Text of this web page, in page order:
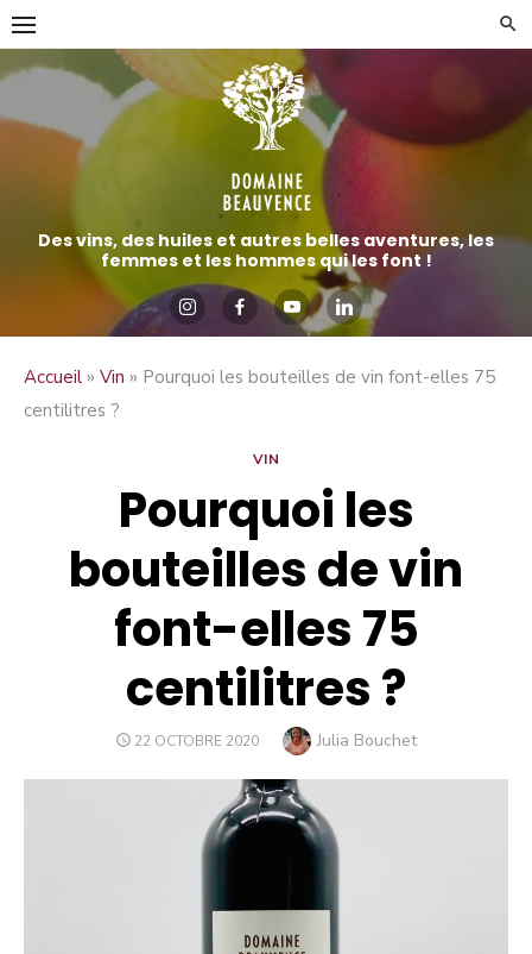
Aller
directement
au
contenu
Des vins, des huiles et autres belles aventures, les
femmes et les hommes qui les font !
Accueil » Vin » Pourquoi les bouteilles de vin font-elles 75
centilitres ?
VIN
Pourquoi les
bouteilles de vin
font-elles 75
centilitres ?
PUBLIÉ
22 OCTOBRE 2020 Author
Julia Bouchet